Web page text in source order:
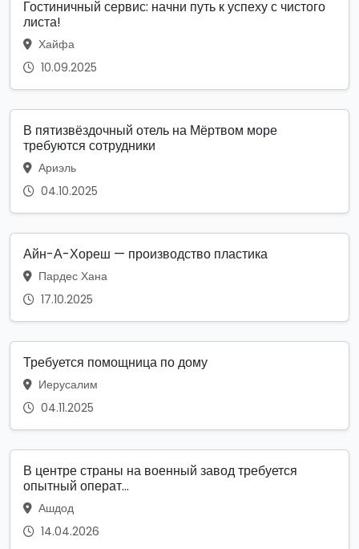
Гостиничный сервис: начни путь к успеху с чистого
листа!
Хайфа
10.09.2025
В пятизвёздочный отель на Мёртвом море
требуются сотрудники
Ариэль
04.10.2025
Айн-А-Хореш — производство пластика
Пардес Хана
17.10.2025
Требуется помощница по дому
Иерусалим
04.11.2025
В центре страны на военный завод требуется
опытный операт...
Ашдод
14.04.2026